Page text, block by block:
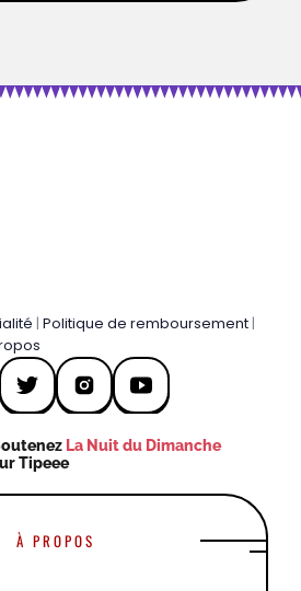
| Politique de remboursement|
La Nuit du Dimanche
Tipeee
À PROPOS